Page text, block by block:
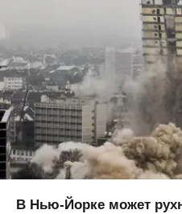
В Нью-Йорке может